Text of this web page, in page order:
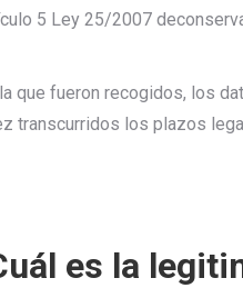
5 Ley 25/2007
que fueron recogidos, los
transcurridos los plazos
es la